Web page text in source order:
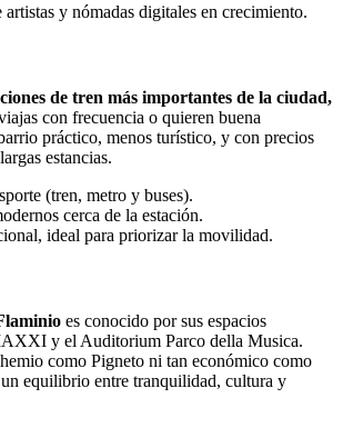
y nómadas digitales en crecimiento.
de tren más importantes de la ciudad,
con frecuencia o quieren buena
práctico, menos turístico, y con precios
estancias.
(tren, metro y buses).
cerca de la estación.
ideal para priorizar la movilidad.
es conocido por sus espacios
y el Auditorium Parco della Musica.
como Pigneto ni tan económico como
equilibrio entre tranquilidad, cultura y